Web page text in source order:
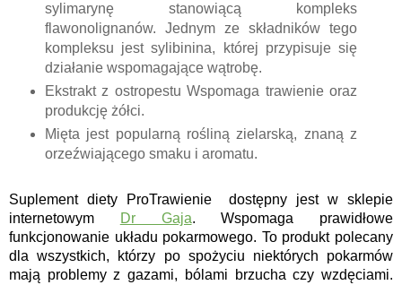
sylimarynę stanowiącą kompleks
flawonolignanów. Jednym ze składników tego
kompleksu jest sylibinina, której przypisuje się
działanie wspomagające wątrobę.
Ekstrakt z ostropestu Wspomaga trawienie oraz
produkcję żółci.
Mięta jest popularną rośliną zielarską, znaną z
orzeźwiającego smaku i aromatu.
Suplement diety ProTrawienie  dostępny jest w sklepie
internetowym
Dr Gaja. Wspomaga prawidłowe
funkcjonowanie układu pokarmowego. To produkt polecany
dla wszystkich, którzy po spożyciu niektórych pokarmów